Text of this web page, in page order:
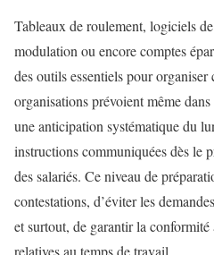
Tableaux de roulement, logiciels
modulation ou encore comptes
des outils essentiels pour
organisations prévoient même
une anticipation systématique du
instructions communiquées dès le
des salariés. Ce niveau de
contestations, d’éviter les
et surtout, de garantir la
relatives au temps de travail.